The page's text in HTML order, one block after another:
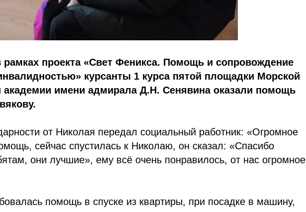
проекта «Свет Феникса. Помощь и сопровождение
курсанты 1 курса пятой площадки Морской
академии имени адмирала Д.Н. Сенявина оказали помощь
от Николая передал социальный работник: «Огромное
сейчас спустилась к Николаю, он сказал: «Спасибо
они лучшие», ему всё очень понравилось, от нас огромное
помощь в спуске из квартиры, при посадке в машину,